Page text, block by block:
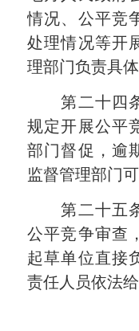
情况、公平竞
处理情况等开
理部门负责具体
第二十四条
规定开展公平
部门督促，逾
监督管理部门
第二十五条
公平竞争审查
起草单位直接
责任人员依法给